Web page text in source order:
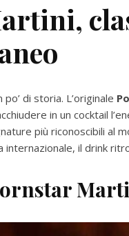
di storia. L’originale
in un cocktail
più riconoscibili al
internazionale, il drink